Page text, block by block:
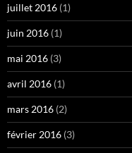
juillet 2016 (1)
juin 2016 (1)
mai 2016 (3)
avril 2016 (1)
mars 2016 (2)
février 2016 (3)